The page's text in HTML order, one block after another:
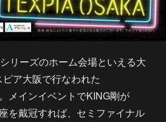
リーズのホーム会場といえる大
ア大阪で行なわれた
メインイベントでKING剛が
を戴冠すれば、セミファイナル